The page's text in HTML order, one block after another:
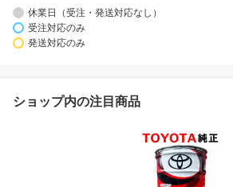
休業日（受注・発送対応なし）
受注対応のみ
発送対応のみ
ショップ内の注目商品